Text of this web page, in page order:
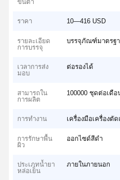
ขั้นต่ำ
ราคา 10—416 USD
รายละเอียด
การบรรจุ
บรรจุภัณฑ์มาตรฐ
เวลาการส่ง
มอบ
ต่อรองได้
สามารถใน
การผลิต
100000 ชุดต่อเดือ
การทำงาน เครื่องมือเครื่องตั
การรักษาพื้น
ผิว
ออกไซด์สีดำ
ประเภทน้ำยา
หล่อเย็น
ภายในภายนอก